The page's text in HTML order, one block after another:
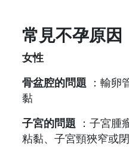
常見不孕原因
女性
骨盆腔的問題 ：輸卵
黏
子宮的問題 ：子宮腫
粘黏、子宮頸狹窄或